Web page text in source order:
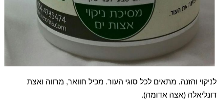
לניקוי והזנה. מתאים לכל סוגי העור. מכיל חוואר, מרווה ואצת
דונליאלה (אצה אדומה).